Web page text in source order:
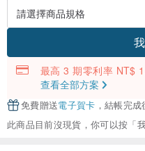
最高 3 期零利率 NT$
查看全部方案
免費贈送電子賀卡 ，結帳完
此商品目前沒現貨，你可以按「